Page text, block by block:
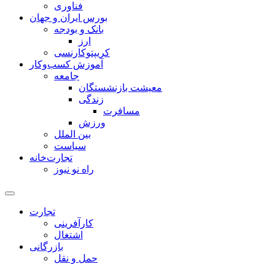
فناوری
بورس ایران و جهان
بانک و بودجه
ارز
کریپتوکارنسی
آموزش کسب‌وکار
جامعه
معیشت بازنشستگان
زندگی
مسافرت
ورزش
بین الملل
سیاست
تجارت‌خانه
راه نو نیوز
تجارت
کارآفرینی
اشتغال
بازرگانی
حمل و نقل